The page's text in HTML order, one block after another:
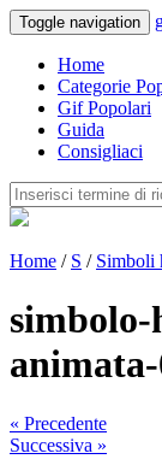
Toggle navigation
Home
Categorie
Gif Popolari
Guida
Consigliaci
Home / S / Simboli
« Precedente
Successiva »